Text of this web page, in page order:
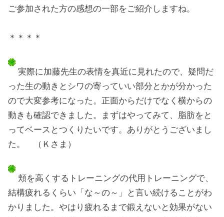
ご参加された方の感想の一部をご紹介しますね。
＊＊＊＊
実際に加藤先生の表情を真近に見れたので、疑問だ
った生の動きとシワの寄っていい部分とかが分かった
ので大変参考になった。正面からだけでなく横からの
動きも確認できました。まずはやってみて、脂肪をと
ってベースとつくりたいです。ありがとうございまし
た。 （Ｋさま）
頬を高くするトレーニングの代用トレーニングで、
結構疲れるくらい「な～の～」と言い続けることがわ
かりました。やはり疲れるまで鍛えないと効果がない